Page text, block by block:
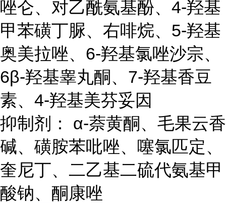
唑仑、对乙酰氨基酚、4-羟基
甲苯磺丁脲、右啡烷、5-羟基
奥美拉唑、6-羟基氯唑沙宗、
6β-羟基睾丸酮、7-羟基香豆
素、4-羟基美芬妥因
抑制剂： α-萘黄酮、毛果云香
碱、磺胺苯吡唑、噻氯匹定、
奎尼丁、二乙基二硫代氨基甲
酸钠、酮康唑